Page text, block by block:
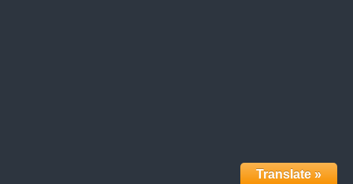
Translate »